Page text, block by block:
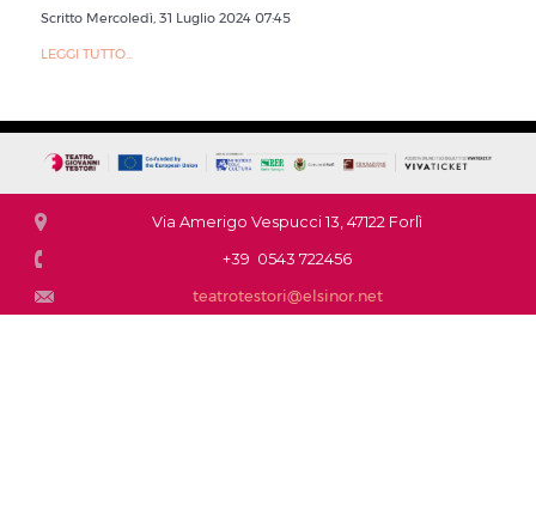
Scritto Mercoledì, 31 Luglio 2024 07:45
LEGGI TUTTO...
Via Amerigo Vespucci 13, 47122 Forlì
+39 0543 722456
teatrotestori@elsinor.net